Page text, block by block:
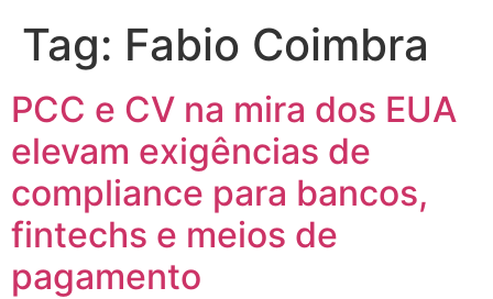
Tag: Fabio Coimbra
PCC e CV na mira dos EUA
elevam exigências de
compliance para bancos,
fintechs e meios de
pagamento